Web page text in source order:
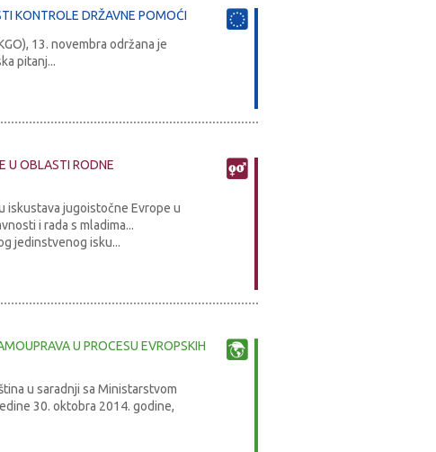
KONTROLE DRŽAVNE POMOĆI
13. novembra održana je
pitanj...
U OBLASTI RODNE
iskustava jugoistočne Evrope u
i rada s mladima...
jedinstvenog isku...
U PROCESU EVROPSKIH
u saradnji sa Ministarstvom
30. oktobra 2014. godine,